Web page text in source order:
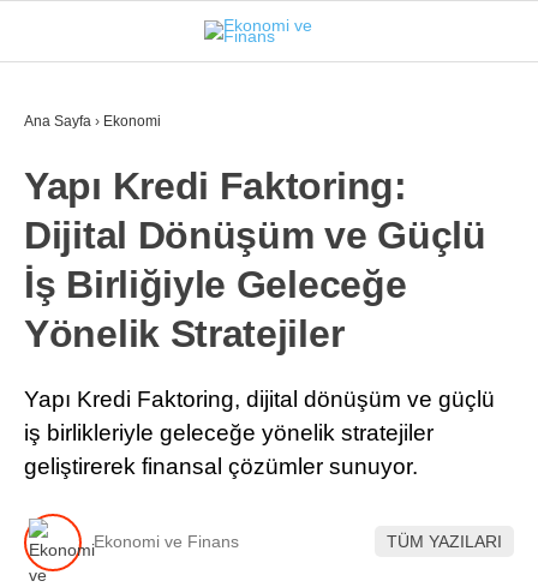
İSTANBUL
GÜNDEM
EKONOMI
FINANS
BORSA
KRIPTO
SEKTÖRLER
OTOMOBIL
Ana Sayfa › Ekonomi
Yapı Kredi Faktoring:
Dijital Dönüşüm ve Güçlü
İş Birliğiyle Geleceğe
Yönelik Stratejiler
Yapı Kredi Faktoring, dijital dönüşüm ve güçlü
iş birlikleriyle geleceğe yönelik stratejiler
geliştirerek finansal çözümler sunuyor.
Ekonomi ve Finans TÜM YAZILARI